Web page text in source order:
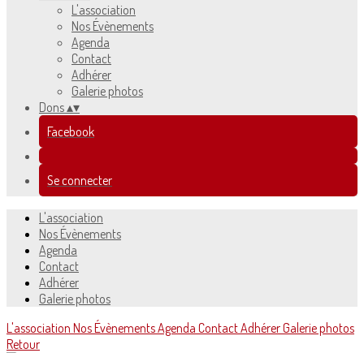
L'association
Nos Évènements
Agenda
Contact
Adhérer
Galerie photos
Dons▴▾
Facebook
Se connecter
L'association
Nos Évènements
Agenda
Contact
Adhérer
Galerie photos
L'association Nos ÉvènementsAgenda ContactAdhérerGalerie photos
Retour